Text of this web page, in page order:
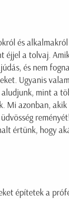
és
a tolvaj.
és nem
Ugyanis
mint a
Mi azonban,
értünk, hogy
építetek a